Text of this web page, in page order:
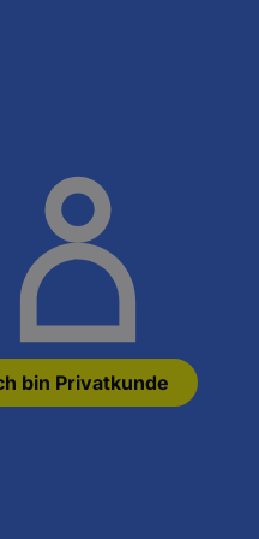
bin Privatkunde
D-SUB Steckverbinder